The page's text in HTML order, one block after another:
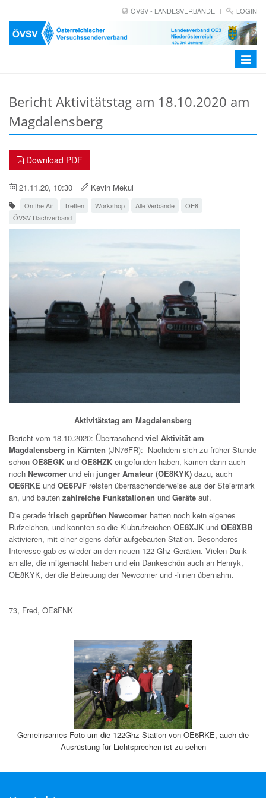
ÖVSV - LANDESVERBÄNDE LOGIN
Toggle
Bericht Aktivitätstag am 18.10.2020 am
Magdalensberg
Download PDF
21.11.20, 10:30 Kevin Mekul
On the Air Treffen Workshop Alle Verbände
OE8
ÖVSV Dachverband
Aktivitätstag am Magdalensberg
Bericht vom 18.10.2020: Überraschend viel Aktivität am
Magdalensberg in Kärnten (JN76FR): Nachdem sich zu früher Stunde
schon OE8EGK und OE8HZK eingefunden haben, kamen dann auch
noch Newcomer und ein junger Amateur (OE8KYK) dazu, auch
OE6RKE und OE6PJF reisten überraschenderweise aus der Steiermark
an, und bauten zahlreiche Funkstationen und Geräte auf.
Die gerade frisch geprüften Newcomer hatten noch kein eigenes
Rufzeichen, und konnten so die Klubrufzeichen OE8XJK und OE8XBB
aktivieren, mit einer eigens dafür aufgebauten Station. Besonderes
Interesse gab es wieder an den neuen 122 Ghz Geräten. Vielen Dank
an alle, die mitgemacht haben und ein Dankeschön auch an Henryk,
OE8KYK, der die Betreuung der Newcomer und -innen übernahm.
73, Fred, OE8FNK
Gemeinsames Foto um die 122Ghz Station von OE6RKE, auch die
Ausrüstung für Lichtsprechen ist zu sehen